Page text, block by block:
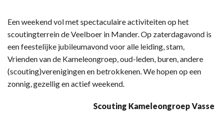
Een weekend vol met spectaculaire activiteiten op het
scoutingterrein de Veelboer in Mander. Op zaterdagavond is
een feestelijke jubileumavond voor alle leiding, stam,
Vrienden van de Kameleongroep, oud-leden, buren, andere
(scouting)verenigingen en betrokkenen. We hopen op een
zonnig, gezellig en actief weekend.
Scouting Kameleongroep Vasse